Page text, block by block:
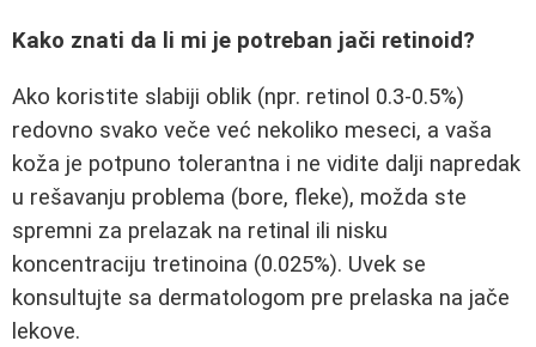
Kako znati da li mi je potreban jači retinoid?
Ako koristite slabiji oblik (npr. retinol 0.3-0.5%)
redovno svako veče već nekoliko meseci, a vaša
koža je potpuno tolerantna i ne vidite dalji napredak
u rešavanju problema (bore, fleke), možda ste
spremni za prelazak na retinal ili nisku
koncentraciju tretinoina (0.025%). Uvek se
konsultujte sa dermatologom pre prelaska na jače
lekove.